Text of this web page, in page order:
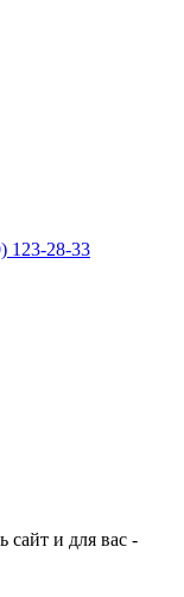
123-28-33
сайт и для вас -